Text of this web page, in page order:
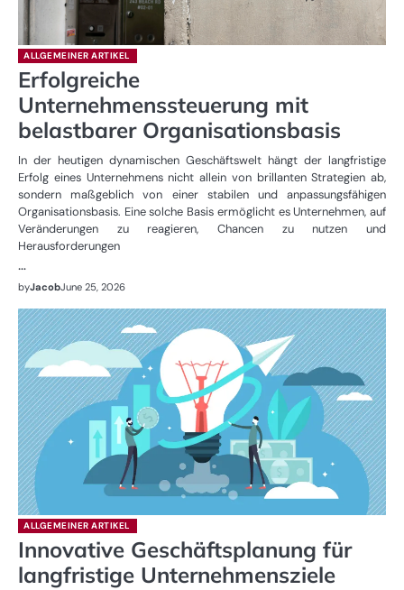
ALLGEMEINER ARTIKEL
Erfolgreiche
Unternehmenssteuerung mit
belastbarer Organisationsbasis
In der heutigen dynamischen Geschäftswelt hängt der langfristige
Erfolg eines Unternehmens nicht allein von brillanten Strategien ab,
sondern maßgeblich von einer stabilen und anpassungsfähigen
Organisationsbasis. Eine solche Basis ermöglicht es Unternehmen, auf
Veränderungen zu reagieren, Chancen zu nutzen und
Herausforderungen
…
byJacobJune 25, 2026
ALLGEMEINER ARTIKEL
Innovative Geschäftsplanung für
langfristige Unternehmensziele